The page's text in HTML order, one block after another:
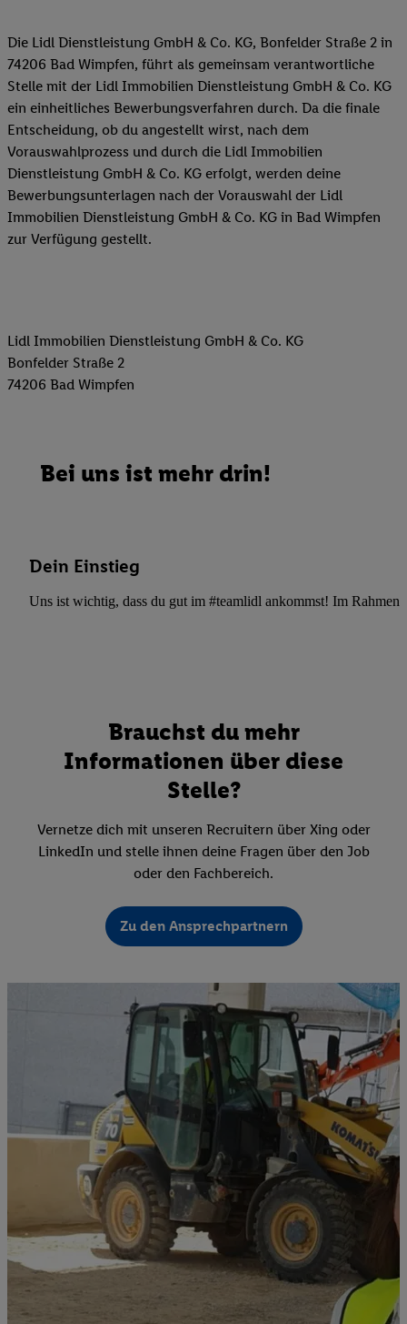
Die Lidl Dienstleistung GmbH & Co. KG, Bonfelder Straße 2 in
74206 Bad Wimpfen, führt als gemeinsam verantwortliche
Stelle mit der Lidl Immobilien Dienstleistung GmbH & Co. KG
ein einheitliches Bewerbungsverfahren durch. Da die finale
Entscheidung, ob du angestellt wirst, nach dem
Vorauswahlprozess und durch die Lidl Immobilien
Dienstleistung GmbH & Co. KG erfolgt, werden deine
Bewerbungsunterlagen nach der Vorauswahl der Lidl
Immobilien Dienstleistung GmbH & Co. KG in Bad Wimpfen
zur Verfügung gestellt.
Lidl Immobilien Dienstleistung GmbH & Co. KG
Bonfelder Straße 2
74206 Bad Wimpfen
Bei uns ist mehr drin!
Dein Einstieg
Uns ist wichtig, dass du gut im #teamlidl ankommst! Im Rahmen
Brauchst du mehr
Informationen über diese
Stelle?
Vernetze dich mit unseren Recruitern über Xing oder
LinkedIn und stelle ihnen deine Fragen über den Job
oder den Fachbereich.
Zu den Ansprechpartnern